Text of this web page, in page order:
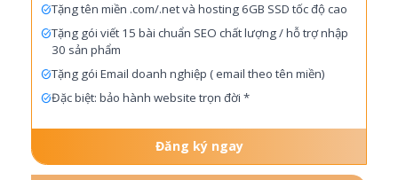
Tặng tên miền .com/.net và hosting 6GB SSD tốc độ cao
Tặng gói viết 15 bài chuẩn SEO chất lượng / hỗ trợ nhập
30 sản phẩm
Tặng gói Email doanh nghiệp ( email theo tên miền)
Đặc biệt: bảo hành website trọn đời *
Đăng ký ngay